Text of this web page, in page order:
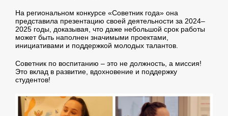
На региональном конкурсе «Советник года» она
представила презентацию своей деятельности за 2024–
2025 годы, доказывая, что даже небольшой срок работы
может быть наполнен значимыми проектами,
инициативами и поддержкой молодых талантов.
Советник по воспитанию – это не должность, а миссия!
Это вклад в развитие, вдохновение и поддержку
студентов!